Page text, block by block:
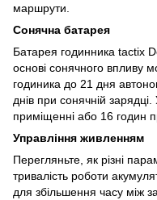
маршрути.
Сонячна батарея
Батарея годинника tactix
основі сонячного впливу
годиника до 21 дня
днів при сонячній
приміщенні або 16 годин
Управління живленням
Перегляньте, як різні
тривалість роботи
для збільшення часу між